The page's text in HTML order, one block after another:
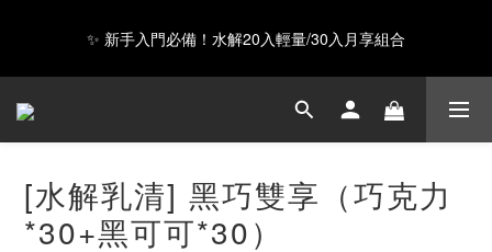
GAIA 超級蛋白全新上市，給你超級力量 ❤️
✨ 新手入門必備！水解20入輕量/30入月享組合
Happy Father's Day！指定商品輸入【LUVDAD】現享88折！點我
GAIA 超級蛋白全新上市，給你超級力量 ❤️
[水解乳清] 黑巧雙享（巧克力
*30+黑可可*30）